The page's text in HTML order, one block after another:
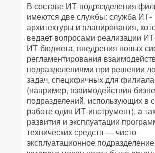
В составе ИТ-подразделения
имеются две службы: служба ИТ-
архитектуры и планирования,
ведает вопросами реализации
ИТ-бюджета, внедрения новых
регламентирования
подразделениями при решении
задач, специфичных для филиала
(например, взаимодействия
подразделений, использующих в
работе один ИТ-инструмент), а
развития и эксплуатации
технических средств — чисто
эксплуатационное